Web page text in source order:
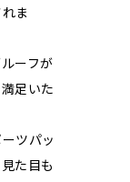
ま
ーフが
足いた
ツパッ
た目も